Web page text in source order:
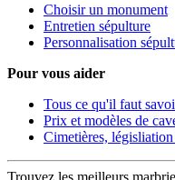
Choisir un monument
Entretien sépulture
Personnalisation
Pour vous aider
Tous ce qu'il faut
Prix et modèles de
Cimetières,
Trouvez les meilleurs